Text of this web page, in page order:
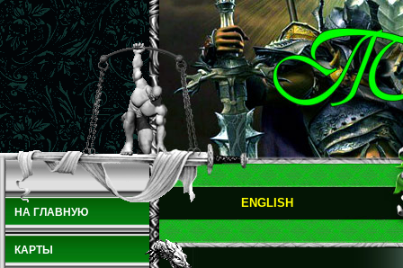
НА ГЛАВНУЮ
КАРТЫ
ENGLISH